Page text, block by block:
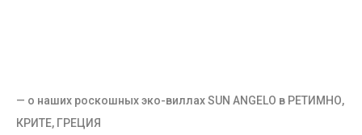
— о наших роскошных эко-виллах SUN ANGELO в РЕТИМНО,
КРИТЕ, ГРЕЦИЯ